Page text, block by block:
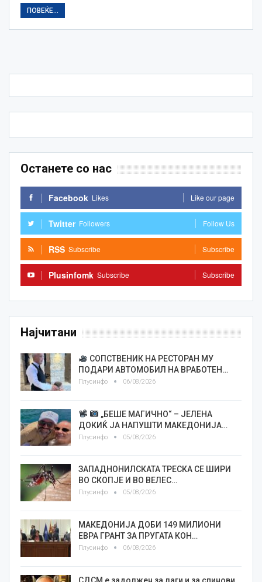
ПОВЕЌЕ...
Останете со нас
Facebook Likes Like our page
Twitter Followers Follow Us
RSS Subscribe Subscribe
Plusinfomk Subscribe Subscribe
Најчитани
СОПСТВЕНИК НА РЕСТОРАН МУ
ПОДАРИ АВТОМОБИЛ НА ВРАБОТЕН…
Плусинфо 06/08/2026
„БЕШЕ МАГИЧНО“ – ЈЕЛЕНА
ДОКИЌ ЈА НАПУШТИ МАКЕДОНИЈА…
Плусинфо 05/08/2026
ЗАПАДНОНИЛСКАТА ТРЕСКА СЕ ШИРИ
ВО СКОПЈЕ И ВО ВЕЛЕС…
Плусинфо 05/08/2026
МАКЕДОНИЈА ДОБИ 149 МИЛИОНИ
ЕВРА ГРАНТ ЗА ПРУГАТА КОН…
Плусинфо 06/08/2026
СДСМ е задолжен за лаги и за спинови,